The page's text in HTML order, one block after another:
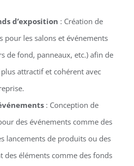
d’exposition : Création de
pour les salons et événements
de fond, panneaux, etc.) afin de
attractif et cohérent avec
: Conception de
des événements comme des
lancements de produits ou des
des éléments comme des fonds